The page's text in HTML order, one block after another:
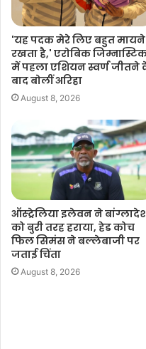
'यह पदक मेरे लिए बहुत मायने
रखता है,' एरोबिक
में पहला एशियन स्वर्ण जीतने
बाद बोलीं अरिहा
August 8, 2026
ऑस्ट्रेलिया इलेवन ने
को बुरी तरह हराया, हेड कोच
फिल सिमंस ने बल्लेबाजी पर
जताई चिंता
August 8, 2026